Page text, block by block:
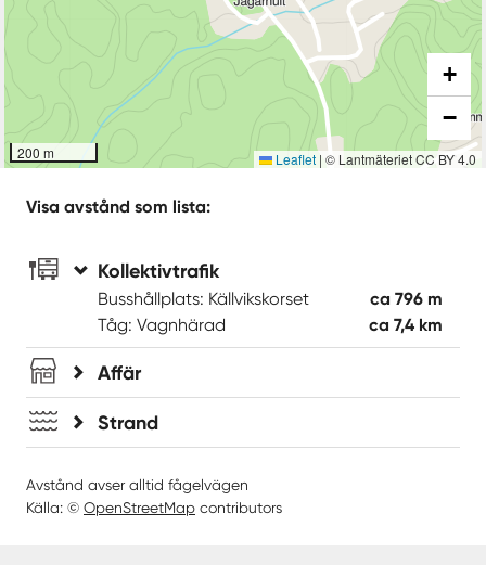
200 m
+
−
Leaflet | © Lantmäteriet CC BY 4.0
Visa avstånd som lista:
Kollektivtrafik
Busshållplats: Källvikskorset
ca 796 m
Tåg: Vagnhärad
ca 7,4 km
Affär
Strand
Avstånd avser alltid fågelvägen
Källa: © OpenStreetMap contributors